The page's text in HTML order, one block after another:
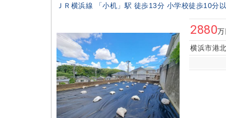
ＪＲ横浜線 「小机」駅 徒歩13分 小学校徒歩10
2880
横浜市港